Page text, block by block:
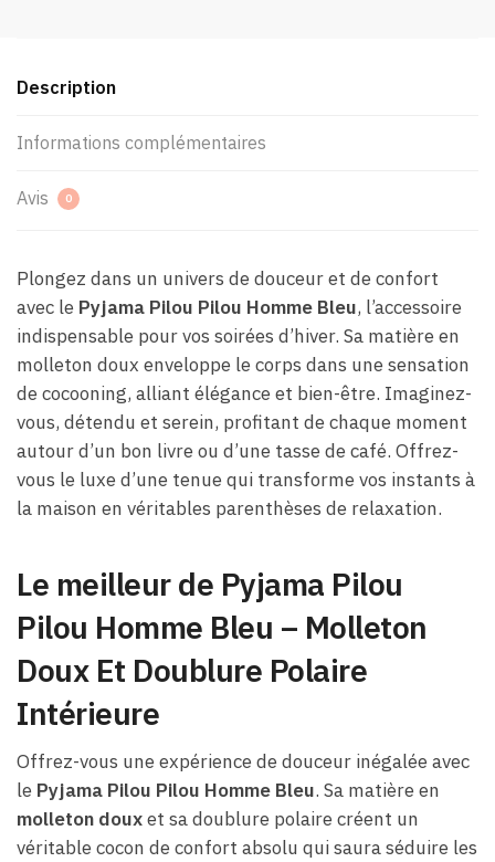
Description
Informations complémentaires
Avis 0
Plongez dans un univers de douceur et de confort
avec le Pyjama Pilou Pilou Homme Bleu, l’accessoire
indispensable pour vos soirées d’hiver. Sa matière en
molleton doux enveloppe le corps dans une sensation
de cocooning, alliant élégance et bien-être. Imaginez-
vous, détendu et serein, profitant de chaque moment
autour d’un bon livre ou d’une tasse de café. Offrez-
vous le luxe d’une tenue qui transforme vos instants à
la maison en véritables parenthèses de relaxation.
Le meilleur de Pyjama Pilou
Pilou Homme Bleu – Molleton
Doux Et Doublure Polaire
Intérieure
Offrez-vous une expérience de douceur inégalée avec
le Pyjama Pilou Pilou Homme Bleu. Sa matière en
molleton douxet sa doublure polaire créent un
véritable cocon de confort absolu qui saura séduire les